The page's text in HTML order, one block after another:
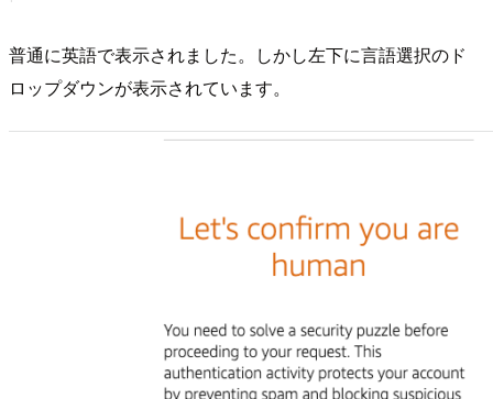
普通に英語で表示されました。しかし左下に言語選択のド
ロップダウンが表示されています。